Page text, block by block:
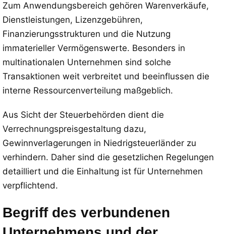
Zum Anwendungsbereich gehören Warenverkäufe,
Dienstleistungen, Lizenzgebühren,
Finanzierungsstrukturen und die Nutzung
immaterieller Vermögenswerte. Besonders in
multinationalen Unternehmen sind solche
Transaktionen weit verbreitet und beeinflussen die
interne Ressourcenverteilung maßgeblich.
Aus Sicht der Steuerbehörden dient die
Verrechnungspreisgestaltung dazu,
Gewinnverlagerungen in Niedrigsteuerländer zu
verhindern. Daher sind die gesetzlichen Regelungen
detailliert und die Einhaltung ist für Unternehmen
verpflichtend.
Begriff des verbundenen